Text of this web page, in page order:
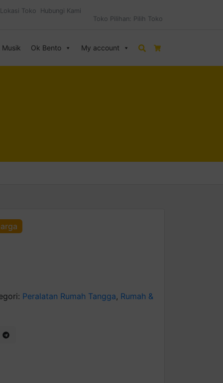
Lokasi Toko
Hubungi Kami
Toko Pilihan: Pilih Toko
Musik Ok Bento My account Search
Peralatan Rumah Tangga, Rumah &